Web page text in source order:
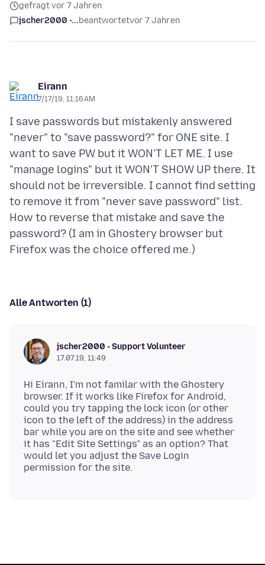
gefragt vor 7 Jahren
jscher2000 -...beantwortetvor 7 Jahren
Eirann
7/17/19, 11:16 AM
I save passwords but mistakenly answered
"never" to "save password?" for ONE site. I
want to save PW but it WON'T LET ME. I use
"manage logins" but it WON'T SHOW UP there. It
should not be irreversible. I cannot find setting
to remove it from "never save password" list.
How to reverse that mistake and save the
password? (I am in Ghostery browser but
Alle Antworten (1)
jscher2000 - Support Volunteer
17.07.19, 11:49
Hi Eirann, I'm not familar with the Ghostery
browser. If it works like Firefox for Android,
could you try tapping the lock icon (or other
icon to the left of the address) in the address
bar while you are on the site and see whether
it has "Edit Site Settings" as an option? That
would let you adjust the Save Login